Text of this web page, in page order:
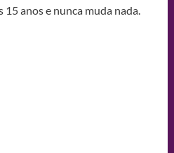
anos e nunca muda nada.